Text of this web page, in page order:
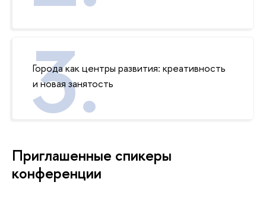
Города как центры развития: креативность
и новая занятость
Приглашенные спикеры
конференции